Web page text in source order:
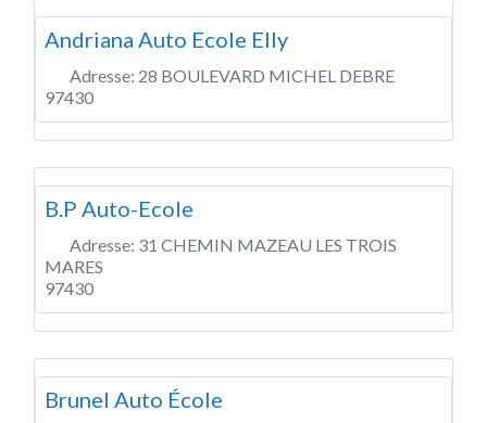
Andriana Auto Ecole Elly
Adresse: 28 BOULEVARD MICHEL DEBRE
97430
B.P Auto-Ecole
Adresse: 31 CHEMIN MAZEAU LES TROIS
MARES
97430
Brunel Auto École